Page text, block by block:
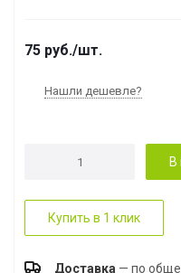
75 руб./шт.
Нашли дешевле?
В
Купить в 1 клик
Доставка — по